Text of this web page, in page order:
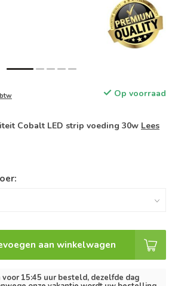
Op voorraad
Cobalt LED strip voeding 30w Lees
aan winkelwagen
voor 15:45 uur besteld, dezelfde dag